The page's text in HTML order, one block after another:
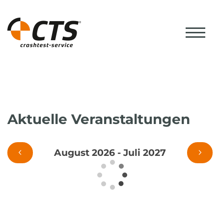
Aktuelle Veranstaltungen
August 2026 - Juli 2027